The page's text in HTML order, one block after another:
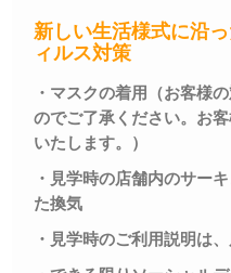
新しい生活様式に沿
ィルス対策
・マスクの着用（お客様
のでご了承ください。お
いたします。）
・見学時の店舗内のサー
た換気
・見学時のご利用説明は